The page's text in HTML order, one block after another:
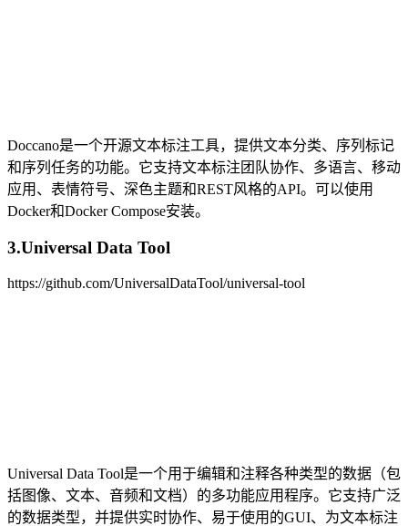
Doccano是一个开源文本标注工具，提供文本分类、序列标记
和序列任务的功能。它支持文本标注团队协作、多语言、移动
应用、表情符号、深色主题和REST风格的API。可以使用
Docker和Docker Compose安装。
3.Universal Data Tool
https://github.com/UniversalDataTool/universal-tool
Universal Data Tool是一个用于编辑和注释各种类型的数据（包
括图像、文本、音频和文档）的多功能应用程序。它支持广泛
的数据类型，并提供实时协作、易于使用的GUI、为文本标注